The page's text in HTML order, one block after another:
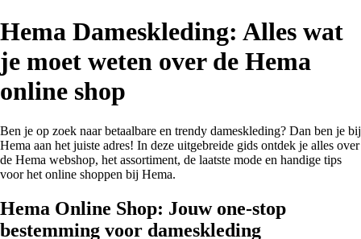
Hema Dameskleding: Alles wat
je moet weten over de Hema
online shop
Ben je op zoek naar betaalbare en trendy dameskleding? Dan ben je bij
Hema aan het juiste adres! In deze uitgebreide gids ontdek je alles over
de Hema webshop, het assortiment, de laatste mode en handige tips
voor het online shoppen bij Hema.
Hema Online Shop: Jouw one-stop
bestemming voor dameskleding